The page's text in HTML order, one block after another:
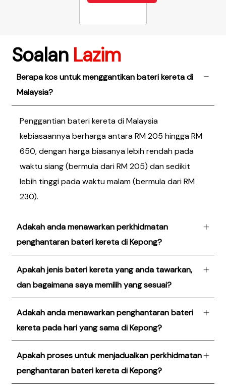
Soalan Lazim
Berapa kos untuk menggantikan bateri kereta di
Malaysia?
Penggantian bateri kereta di Malaysia
kebiasaannya berharga antara RM 205 hingga RM
650, dengan harga biasanya lebih rendah pada
waktu siang (bermula dari RM 205) dan sedikit
lebih tinggi pada waktu malam (bermula dari RM
230).
Adakah anda menawarkan perkhidmatan
penghantaran bateri kereta di Kepong?
Apakah jenis bateri kereta yang anda tawarkan,
dan bagaimana saya memilih yang sesuai?
Adakah anda menawarkan penghantaran bateri
kereta pada hari yang sama di Kepong?
Apakah proses untuk menjadualkan perkhidmatan
penghantaran bateri kereta di Kepong?